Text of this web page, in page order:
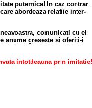
puternica! In caz contrar
abordeaza relatiie inter-
comunicati cu el
anume greseste si oferiti-i
intotdeauna prin imitatie!